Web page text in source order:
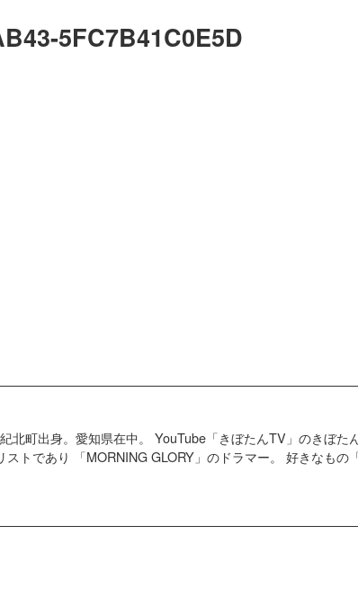
5FC7B41C0E5D
北町出身。愛知県在中。 YouTube「きぼたんTV」のきぼた
ストであり 「MORNING GLORY」のドラマー。 好きなもの